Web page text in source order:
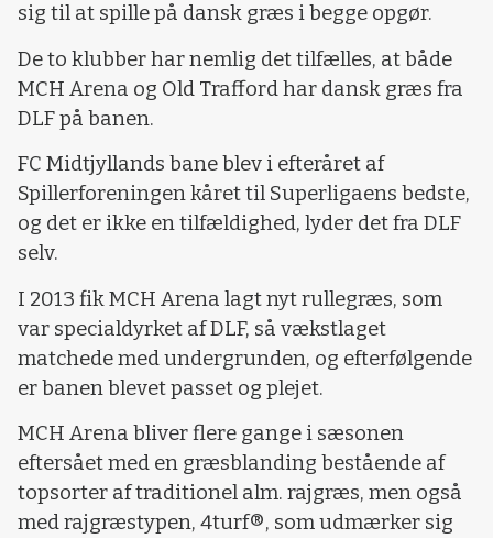
sig til at spille på dansk græs i begge opgør.
De to klubber har nemlig det tilfælles, at både
MCH Arena og Old Trafford har dansk græs fra
DLF på banen.
FC Midtjyllands bane blev i efteråret af
Spillerforeningen kåret til Superligaens bedste,
og det er ikke en tilfældighed, lyder det fra DLF
selv.
I 2013 fik MCH Arena lagt nyt rullegræs, som
var specialdyrket af DLF, så vækstlaget
matchede med undergrunden, og efterfølgende
er banen blevet passet og plejet.
MCH Arena bliver flere gange i sæsonen
eftersået med en græsblanding bestående af
topsorter af traditionel alm. rajgræs, men også
med rajgræstypen, 4turf®, som udmærker sig